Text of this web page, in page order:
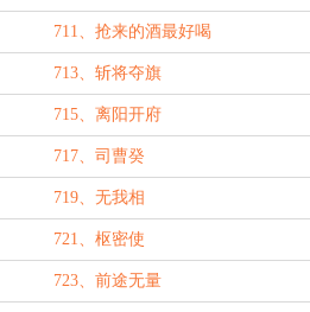
711、抢来的酒最好喝
713、斩将夺旗
715、离阳开府
717、司曹癸
719、无我相
721、枢密使
723、前途无量